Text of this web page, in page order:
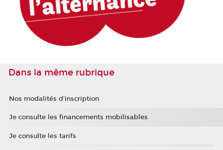
Dans la même rubrique
Nos modalités d'inscription
Je consulte les financements mobilisables
Je consulte les tarifs